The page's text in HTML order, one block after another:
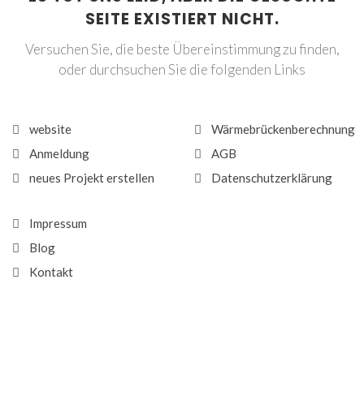
SEITE EXISTIERT NICHT.
Versuchen Sie, die beste Übereinstimmung zu finden,
oder durchsuchen Sie die folgenden Links
website
Anmeldung
neues Projekt erstellen
Wärmebrückenberechnung
AGB
Datenschutzerklärung
Impressum
Blog
Kontakt